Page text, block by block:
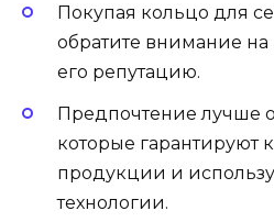
Покупая кольцо для
обратите внимание
его репутацию.
Предпочтение лучше
которые гарантируют
продукции и
технологии.